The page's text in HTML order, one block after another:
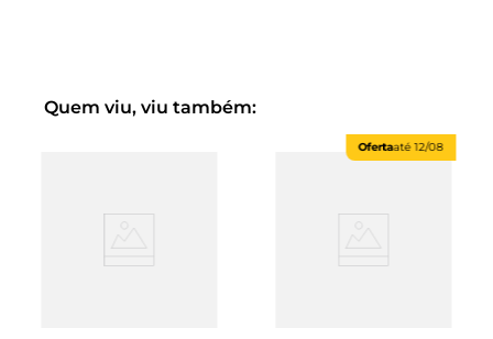
Quem viu, viu também:
Ofertaaté12/08